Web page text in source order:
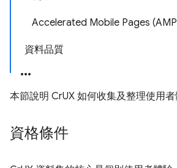
Accelerated Mobile Pages
資料品質
本節說明 CrUX 如何收集及整理使用者
資格條件